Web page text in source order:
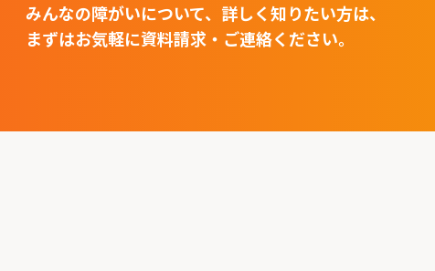
みんなの障がいについて、詳しく知りたい方は、
まずはお気軽に資料請求・ご連絡ください。